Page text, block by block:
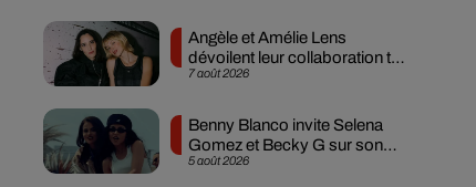
7 août 2026
Angèle et Amélie Lens
dévoilent leur collaboration tant
attendue
5 août 2026
Benny Blanco invite Selena
Gomez et Becky G sur son
nouveau single